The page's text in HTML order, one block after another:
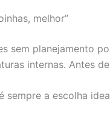
melhor”
sem planejamento
internas. Antes
sempre a escolha